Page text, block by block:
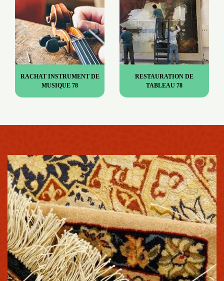
RACHAT INSTRUMENT DE
MUSIQUE 78
RESTAURATION DE
TABLEAU 78